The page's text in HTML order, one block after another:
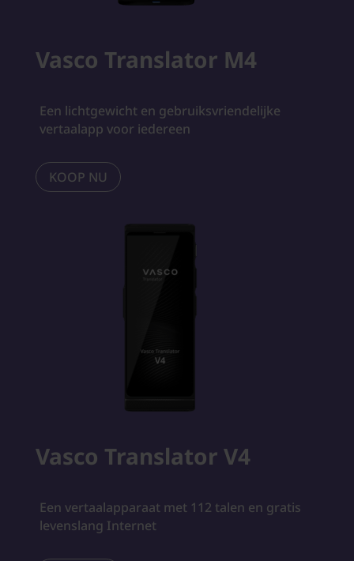
Vasco Translator M4
Een lichtgewicht en gebruiksvriendelijke
vertaalapp voor iedereen
KOOP NU
Vasco Translator V4
Een vertaalapparaat met 112 talen en gratis
levenslang Internet